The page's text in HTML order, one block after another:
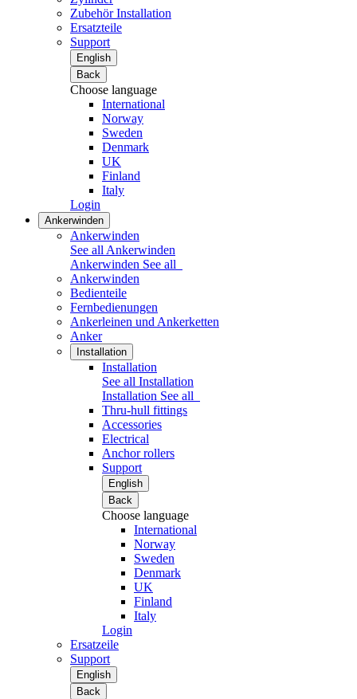
Zubehör Installation
Ersatzteile
Support
English
Back
Choose language
International
Norway
Sweden
Denmark
UK
Finland
Italy
Login
Ankerwinden
Ankerwinden
See all Ankerwinden
Ankerwinden See all
Ankerwinden
Bedienteile
Fernbedienungen
Ankerleinen und Ankerketten
Anker
Installation
Installation
See all Installation
Installation See all
Thru-hull fittings
Accessories
Electrical
Anchor rollers
Support
English
Back
Choose language
International
Norway
Sweden
Denmark
UK
Finland
Italy
Login
Ersatzeile
Support
English
Back